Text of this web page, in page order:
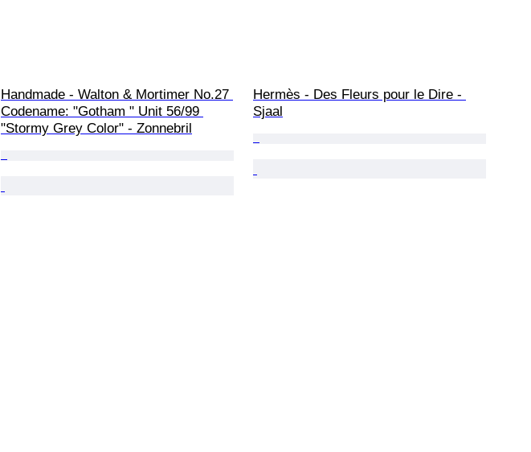
Handmade - Walton & Mortimer No.27
Codename: "Gotham " Unit 56/99
"Stormy Grey Color" - Zonnebril
Hermès - Des Fleurs pour le Dire -
Sjaal